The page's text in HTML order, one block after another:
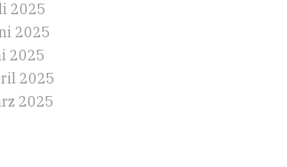
2025
2025
2025
2025
2025